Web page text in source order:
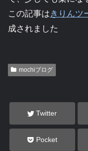
この記事はきりんツ
成されました
mochiブログ
Twitter
Pocket